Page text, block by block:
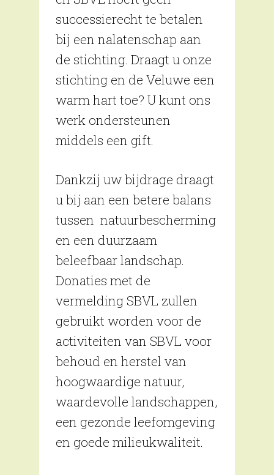
successierecht te betalen
bij een nalatenschap aan
de stichting. Draagt u onze
stichting en de Veluwe een
warm hart toe? U kunt ons
werk ondersteunen
middels een gift.
Dankzij uw bijdrage draagt
u bij aan een betere balans
tussen natuurbescherming
en een duurzaam
beleefbaar landschap.
Donaties met de
vermelding SBVL zullen
gebruikt worden voor de
activiteiten van SBVL voor
behoud en herstel van
hoogwaardige natuur,
waardevolle landschappen,
een gezonde leefomgeving
en goede milieukwaliteit.